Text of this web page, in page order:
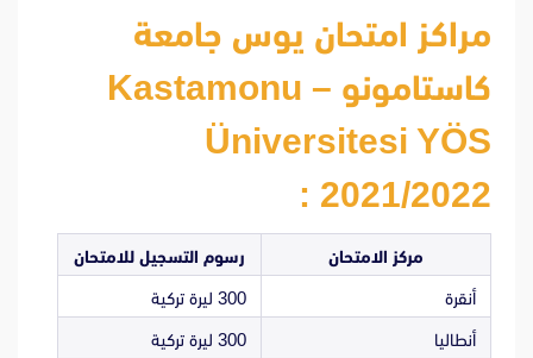
مراكز امتحان يوس جامعة
كاستامونو – Kastamonu
Üniversitesi YÖS
2021/2022 :
مركز الامتحان رسوم التسجيل للامتحان
أنقرة 300 ليرة تركية
أنطاليا 300 ليرة تركية